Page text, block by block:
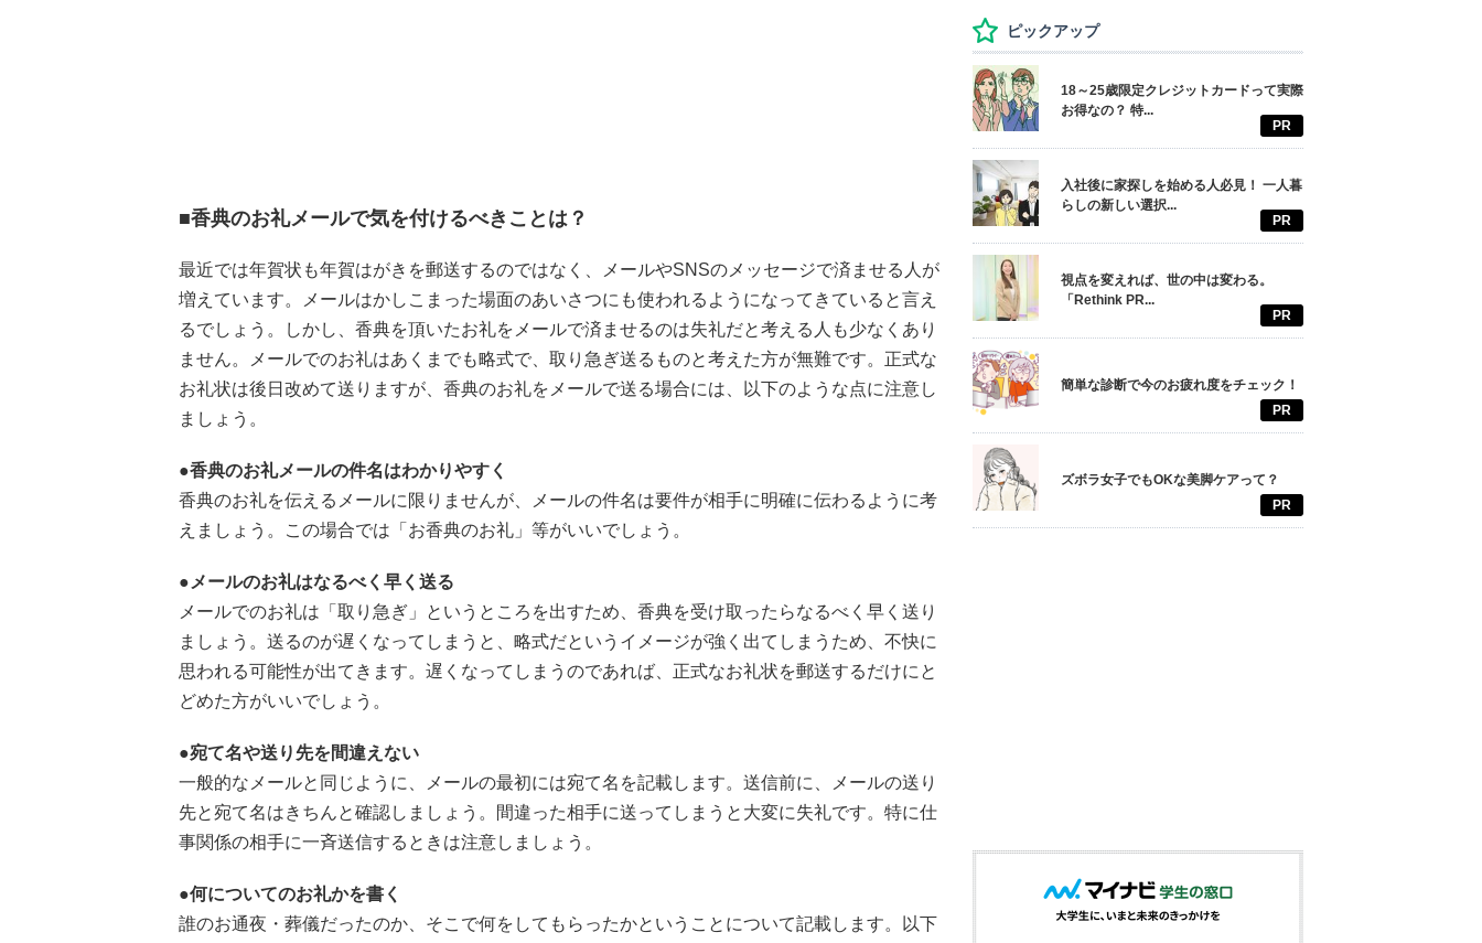
■香典のお礼メールで気を付けるべきことは？
最近では年賀状も年賀はがきを郵送するのではなく、メールやSNSのメッセージで済ませる人が
増えています。メールはかしこまった場面のあいさつにも使われるようになってきていると言え
るでしょう。しかし、香典を頂いたお礼をメールで済ませるのは失礼だと考える人も少なくあり
ません。メールでのお礼はあくまでも略式で、取り急ぎ送るものと考えた方が無難です。正式な
お礼状は後日改めて送りますが、香典のお礼をメールで送る場合には、以下のような点に注意し
ましょう。
●香典のお礼メールの件名はわかりやすく
香典のお礼を伝えるメールに限りませんが、メールの件名は要件が相手に明確に伝わるように考
えましょう。この場合では「お香典のお礼」等がいいでしょう。
●メールのお礼はなるべく早く送る
メールでのお礼は「取り急ぎ」というところを出すため、香典を受け取ったらなるべく早く送り
ましょう。送るのが遅くなってしまうと、略式だというイメージが強く出てしまうため、不快に
思われる可能性が出てきます。遅くなってしまうのであれば、正式なお礼状を郵送するだけにと
どめた方がいいでしょう。
●宛て名や送り先を間違えない
一般的なメールと同じように、メールの最初には宛て名を記載します。送信前に、メールの送り
先と宛て名はきちんと確認しましょう。間違った相手に送ってしまうと大変に失礼です。特に仕
事関係の相手に一斉送信するときは注意しましょう。
●何についてのお礼かを書く
誰のお通夜・葬儀だったのか、そこで何をしてもらったかということについて記載します。以下
ピックアップ
18～25歳限定クレジットカードって実際
お得なの？ 特...
PR
入社後に家探しを始める人必見！ 一人暮
らしの新しい選択...
PR
視点を変えれば、世の中は変わる。
「Rethink PR...
PR
簡単な診断で今のお疲れ度をチェック！
PR
ズボラ女子でもOKな美脚ケアって？
PR